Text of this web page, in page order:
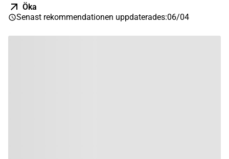
Öka
Senast rekommendationen uppdaterades:06/04